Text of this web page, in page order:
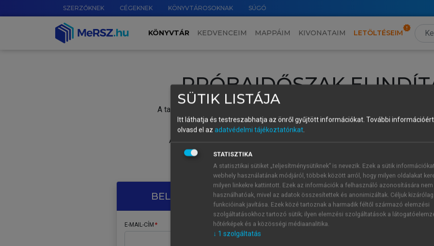
SZERZŐKNEK CÉGEKNEK KÖNYVTÁROSOKNAK SÚGÓ
KÖNYVTÁR KEDVENCEIM MAPPÁIM KIVONATAIM LETÖLTÉSEIM
PRÓBAIDŐSZAK
A tartalom megtekintéséhez lépj be a saját fiókoddal, iskolai azonosítóddal vagy
Új felhasználóként1 óra díjmentes hozzáférésrevagy
A próbaidőszak elindításához,
vagy hozz
A regisztráció után a
BELÉPÉS SAJÁT FIÓKKAL
E-MAIL-CÍM
ÚJ FIÓK
1 óra
SÜTIK LISTÁJA
Itt láthatja és testreszabhatja az önről gyűjtött információkat. További
olvasd el az adatvédelmi tájékoztatónkat.
STATISZTIKA
A statisztikai sütiket „teljesítménysütiknek” is nevezik. Ezek a sütik
webhely használatának módjáról, többek között arról, hogy milyen oldalakat
milyen linkekre kattintott. Ezek az információk a felhasználó azonosítására nem
használhatóak, mivel az adatok összesítettek és anonimizáltak. Céljuk
funkcióinak javítása. Ezek közé tartoznak a harmadik féltől származó elemzési
szolgáltatásokhoz tartozó sütik; ilyen elemzési szolgáltatások a
hőtérképek és a közösségi médiaanalitika.
↓ 1 szolgáltatás